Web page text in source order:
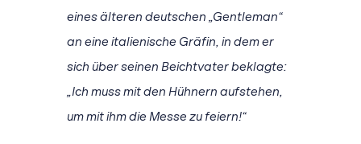
eines älteren deutschen „Gentleman“
an eine italienische Gräfin, in dem er
sich über seinen Beichtvater beklagte:
„Ich muss mit den Hühnern aufstehen,
um mit ihm die Messe zu feiern!“